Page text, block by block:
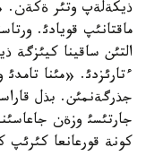
ذيكةلةپ وتئر
ماقتانئپ قويادئ.
التئن ساقينا كيئزگة
ءتارئزدئ. «مئنا
جذرگةنمئن. بذل
جارتئسئ وزةن
كونة قورعانعا كئرئپ